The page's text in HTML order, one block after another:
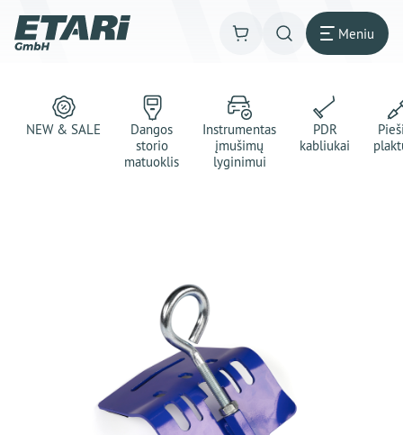
Meniu
NEW & SALE
Dangos
storio
matuoklis
Instrumentas
įmušimų
lyginimui
PDR
kabliukai